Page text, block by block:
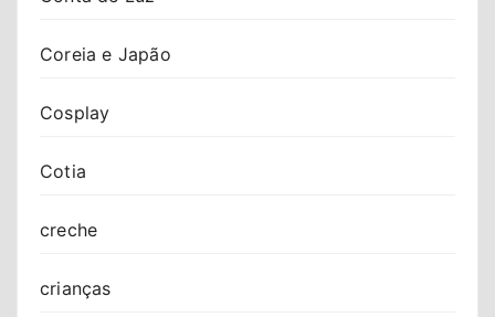
Coreia e Japão
Cosplay
Cotia
creche
crianças